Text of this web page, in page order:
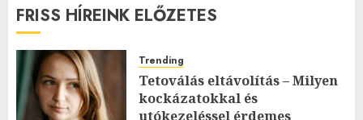
FRISS HÍREINK ELŐZETES
Trending
Tetoválás eltávolítás – Milyen
kockázatokkal és
utókezeléssel érdemes